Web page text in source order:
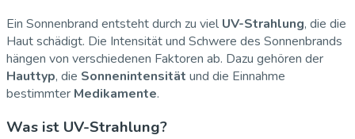
Ein Sonnenbrand entsteht durch zu viel UV-Strahlung, die die
Haut schädigt. Die Intensität und Schwere des Sonnenbrands
hängen von verschiedenen Faktoren ab. Dazu gehören der
Hauttyp, die Sonnenintensität und die Einnahme
bestimmter Medikamente.
Was ist UV-Strahlung?